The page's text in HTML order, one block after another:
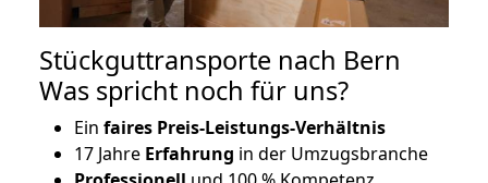
Stückguttransporte nach Bern
Was spricht noch für uns?
Ein faires Preis-Leistungs-Verhältnis
17 Jahre Erfahrung in der Umzugsbranche